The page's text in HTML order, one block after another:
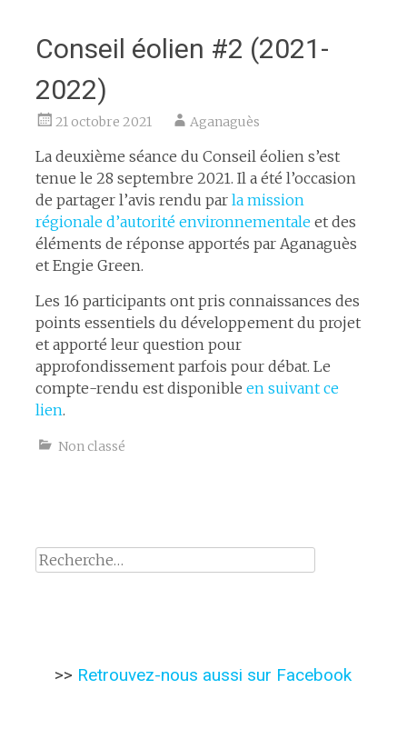
Conseil éolien #2 (2021-
2022)
21 octobre 2021 Aganaguès
La deuxième séance du Conseil éolien s’est
tenue le 28 septembre 2021. Il a été l’occasion
de partager l’avis rendu par la mission
régionale d’autorité environnementaleet des
éléments de réponse apportés par Aganaguès
et Engie Green.
Les 16 participants ont pris connaissances des
points essentiels du développement du projet
et apporté leur question pour
approfondissement parfois pour débat. Le
compte-rendu est disponible en suivant ce
lien.
Non classé
Rechercher :
>> Retrouvez-nous aussi sur Facebook